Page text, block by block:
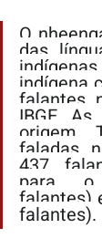
O
das
indígena
falantes
IBGE.
origem
faladas
437
para o
falantes)
falantes).